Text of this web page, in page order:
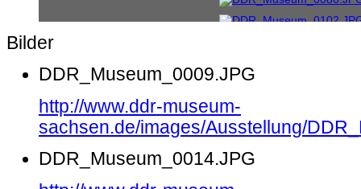
Bilder
DDR_Museum_0009.JPG
http://www.ddr-museum-
sachsen.de/images/Ausstellung/
DDR_Museum_0014.JPG